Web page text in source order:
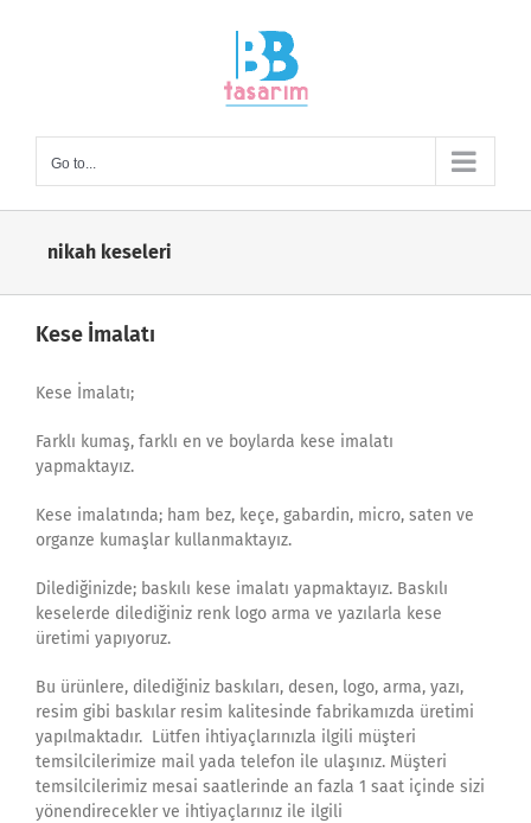
Go to...
nikah keseleri
Kese İmalatı
Kese İmalatı;
Farklı kumaş, farklı en ve boylarda kese imalatı
yapmaktayız.
Kese imalatında; ham bez, keçe, gabardin, micro, saten ve
organze kumaşlar kullanmaktayız.
Dilediğinizde; baskılı kese imalatı yapmaktayız. Baskılı
keselerde dilediğiniz renk logo arma ve yazılarla kese
üretimi yapıyoruz.
Bu ürünlere, dilediğiniz baskıları, desen, logo, arma, yazı,
resim gibi baskılar resim kalitesinde fabrikamızda üretimi
yapılmaktadır. Lütfen ihtiyaçlarınızla ilgili müşteri
temsilcilerimize mail yada telefon ile ulaşınız. Müşteri
temsilcilerimiz mesai saatlerinde an fazla 1 saat içinde sizi
yönendirecekler ve ihtiyaçlarınız ile ilgili